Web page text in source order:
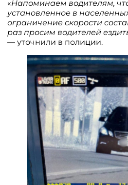
«Напоминаем водителям,
установленное в
ограничение скорости
раз просим водителей
— уточнили в полиции.